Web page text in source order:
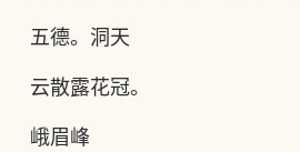
五德。洞天
云散露花冠。
峨眉峰